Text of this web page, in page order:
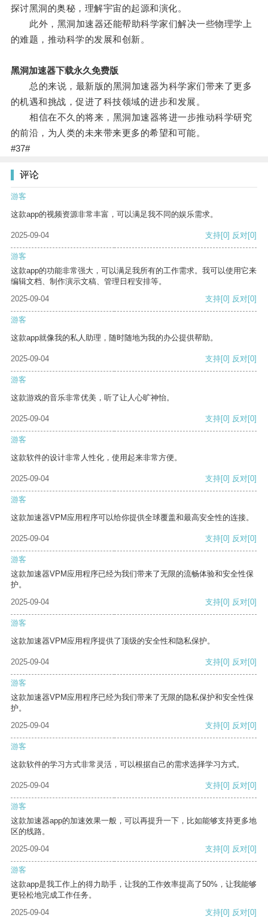
探讨黑洞的奥秘，理解宇宙的起源和演化。
此外，黑洞加速器还能帮助科学家们解决一些物理学上
的难题，推动科学的发展和创新。
黑洞加速器下载永久免费版
总的来说，最新版的黑洞加速器为科学家们带来了更多
的机遇和挑战，促进了科技领域的进步和发展。
相信在不久的将来，黑洞加速器将进一步推动科学研究
的前沿，为人类的未来带来更多的希望和可能。
#37#
评论
游客
这款app的视频资源非常丰富，可以满足我不同的娱乐需求。
2025-09-04 支持[0] 反对[0]
游客
这款app的功能非常强大，可以满足我所有的工作需求。我可以使用它来
编辑文档、制作演示文稿、管理日程安排等。
2025-09-04
支持[0] 反对[0]
游客
这款app就像我的私人助理，随时随地为我的办公提供帮助。
2025-09-04 支持[0] 反对[0]
游客
这款游戏的音乐非常优美，听了让人心旷神怡。
2025-09-04 支持[0] 反对[0]
游客
这款软件的设计非常人性化，使用起来非常方便。
2025-09-04 支持[0] 反对[0]
游客
这款加速器VPM应用程序可以给你提供全球覆盖和最高安全性的连接。
2025-09-04 支持[0] 反对[0]
游客
这款加速器VPM应用程序已经为我们带来了无限的流畅体验和安全性保
护。
2025-09-04
支持[0] 反对[0]
游客
这款加速器VPM应用程序提供了顶级的安全性和隐私保护。
2025-09-04 支持[0] 反对[0]
游客
这款加速器VPM应用程序已经为我们带来了无限的隐私保护和安全性保
护。
2025-09-04
支持[0] 反对[0]
游客
这款软件的学习方式非常灵活，可以根据自己的需求选择学习方式。
2025-09-04 支持[0] 反对[0]
游客
这款加速器app的加速效果一般，可以再提升一下，比如能够支持更多地
区的线路。
2025-09-04
支持[0] 反对[0]
游客
这款app是我工作上的得力助手，让我的工作效率提高了50%，让我能够
更轻松地完成工作任务。
2025-09-04
支持[0] 反对[0]